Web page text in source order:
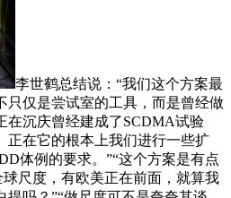
李世鹤总结说：“我们这个方案最
只仅是尝试室的工具，而是曾经做
在沉庆曾经建成了SCDMA试验
正在它的根本上我们进行一些扩
体例的要求。”“这个方案是有点
尺度，有欧美正在前面，就算我